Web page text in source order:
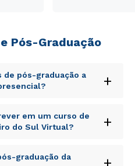
Pós-Graduação
de pós-graduação a
+
iste natus error sit
laudantium,
quae ab illo inventore
voluptatem quia
em um curso de
do Sul Virtual?
+
iste natus error sit
laudantium,
graduação da
+